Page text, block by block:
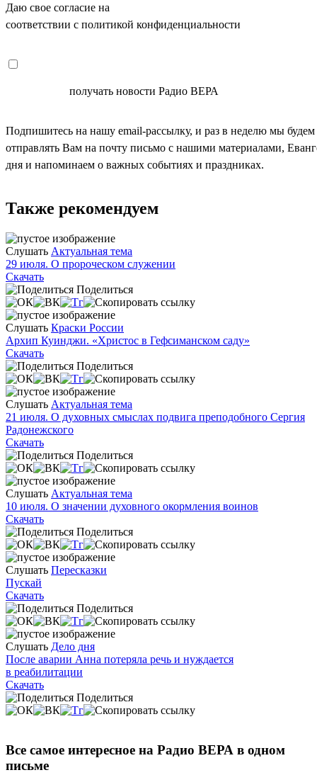
Даю свое согласие на
соответствии с политикой конфиденциальности
получать новости Радио ВЕРА
Подпишитесь на нашу email-рассылку, и раз в неделю мы будем
отправлять Вам на почту письмо с нашими материалами,
дня и напоминаем о важных событиях и праздниках.
Также рекомендуем
Слушать Актуальная тема
29 июля. О пророческом служении
Скачать
Поделиться
Слушать Краски России
Архип Куинджи. «Христос в Гефсиманском саду»
Скачать
Поделиться
Слушать Актуальная тема
21 июля. О духовных смыслах подвига преподобного Сергия
Радонежского
Скачать
Поделиться
Слушать Актуальная тема
10 июля. О значении духовного окормления воинов
Скачать
Поделиться
Слушать Пересказки
Пускай
Скачать
Поделиться
Слушать Дело дня
После аварии Анна потеряла речь и нуждается
в реабилитации
Скачать
Поделиться
Все самое интересное на Радио ВЕРА в одном
письме